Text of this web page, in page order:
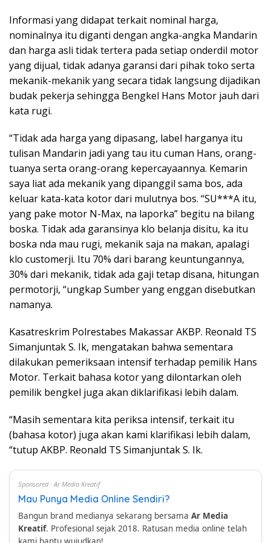
Informasi yang didapat terkait nominal harga,
nominalnya itu diganti dengan angka-angka Mandarin
dan harga asli tidak tertera pada setiap onderdil motor
yang dijual, tidak adanya garansi dari pihak toko serta
mekanik-mekanik yang secara tidak langsung dijadikan
budak pekerja sehingga Bengkel Hans Motor jauh dari
kata rugi.
“Tidak ada harga yang dipasang, label harganya itu
tulisan Mandarin jadi yang tau itu cuman Hans, orang-
tuanya serta orang-orang kepercayaannya. Kemarin
saya liat ada mekanik yang dipanggil sama bos, ada
keluar kata-kata kotor dari mulutnya bos. “SU***A itu,
yang pake motor N-Max, na laporka” begitu na bilang
boska. Tidak ada garansinya klo belanja disitu, ka itu
boska nda mau rugi, mekanik saja na makan, apalagi
klo customerji. Itu 70% dari barang keuntungannya,
30% dari mekanik, tidak ada gaji tetap disana, hitungan
permotorji, “ungkap Sumber yang enggan disebutkan
namanya.
Kasatreskrim Polrestabes Makassar AKBP. Reonald TS
Simanjuntak S. Ik, mengatakan bahwa sementara
dilakukan pemeriksaan intensif terhadap pemilik Hans
Motor. Terkait bahasa kotor yang dilontarkan oleh
pemilik bengkel juga akan diklarifikasi lebih dalam.
“Masih sementara kita periksa intensif, terkait itu
(bahasa kotor) juga akan kami klarifikasi lebih dalam,
“tutup AKBP. Reonald TS Simanjuntak S. Ik.
Sponsored · Ar Media Kreatif
Mau Punya Media Online Sendiri?
Bangun brand medianya sekarang bersama Ar Media
Kreatif. Profesional sejak 2018. Ratusan media online telah